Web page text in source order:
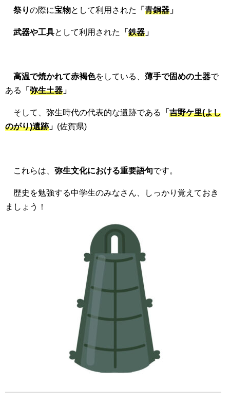
祭りの際に宝物として利用された 「 青銅器 」
武器や工具として利用された 「 鉄器 」
高温で焼かれて赤褐色をしている、 薄手で固めの土器で
ある
「 弥生土器 」
そして、弥生時代の代表的な遺跡である 「 吉野ケ里(よし
のがり)遺跡」 (佐賀県)
これらは、 弥生文化における重要語句です。
歴史を勉強する中学生のみなさん、しっかり覚えておき
ましょう！